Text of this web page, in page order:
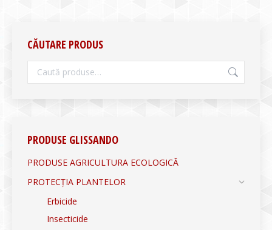
CĂUTARE PRODUS
PRODUSE GLISSANDO
PRODUSE AGRICULTURA ECOLOGICĂ
PROTECȚIA PLANTELOR
Erbicide
Insecticide